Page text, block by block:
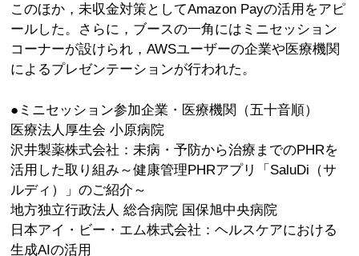
このほか，未収金対策としてAmazon Payの活用をアピ
ールした。さらに，ブースの一角にはミニセッション
コーナーが設けられ，AWSユーザーの企業や医療機関
によるプレゼンテーションが行われた。
●ミニセッション参加企業・医療機関（五十音順）
医療法人厚生会 小原病院
沢井製薬株式会社：未病・予防から治療までのPHRを
活用した取り組み～健康管理PHRアプリ「SaluDi（サ
ルディ）」のご紹介～
地方独立行政法人 総合病院 国保旭中央病院
日本アイ・ビー・エム株式会社：ヘルスケアにおける
生成AIの活用